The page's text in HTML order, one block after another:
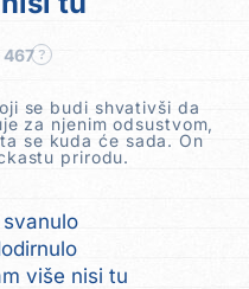
467 ?
se budi shvativši da
za njenim odsustvom,
se kuda će sada. On
prirodu.
više nisi tu